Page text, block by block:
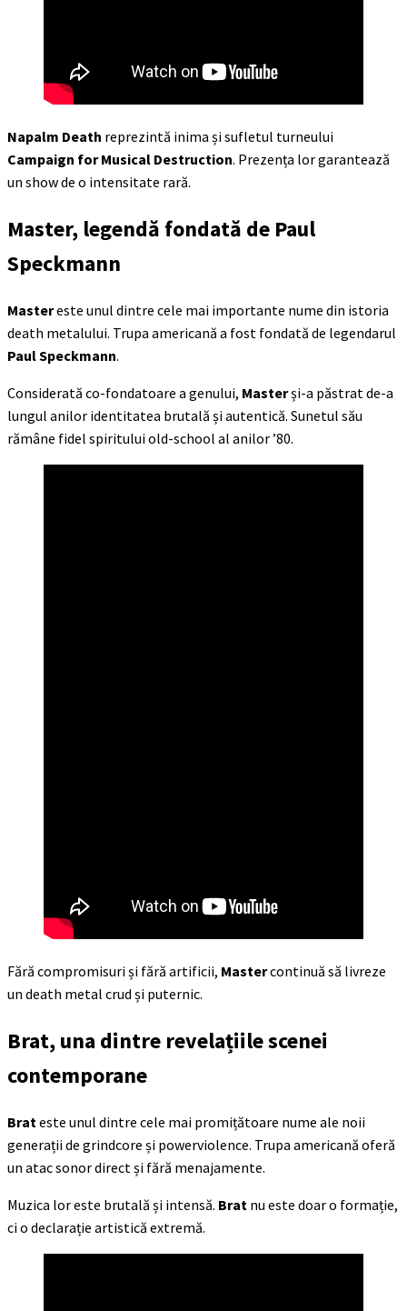
Napalm Death reprezintă inima și sufletul turneului
Campaign for Musical Destruction. Prezența lor garantează
un show de o intensitate rară.
Master, legendă fondată de Paul
Speckmann
Mastereste unul dintre cele mai importante nume din istoria
death metalului. Trupa americană a fost fondată de legendarul
Paul Speckmann.
Considerată co-fondatoare a genului, Masterși-a păstrat de-a
lungul anilor identitatea brutală și autentică. Sunetul său
rămâne fidel spiritului old-school al anilor ’80.
Fără compromisuri și fără artificii, Mastercontinuă să livreze
un death metal crud și puternic.
Brat, una dintre revelațiile scenei
contemporane
Brat este unul dintre cele mai promițătoare nume ale noii
generații de grindcore și powerviolence. Trupa americană oferă
un atac sonor direct și fără menajamente.
Muzica lor este brutală și intensă. Brat nu este doar o formație,
ci o declarație artistică extremă.